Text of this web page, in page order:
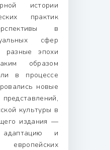
истории
практик
в
сфер
разные эпохи
образом
в процессе
новые
культуры в
издания —
адаптацию и